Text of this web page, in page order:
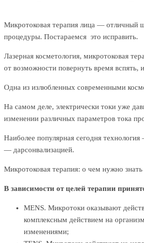
Микротоковая терапия лица — отличный
процедуры. Постараемся это исправить.
Лазерная косметология, микротоковая
от возможности повернуть время вспять,
Одна из излюбленных современными
На самом деле, электрически токи уже
изменении различных параметров тока
Наиболее популярная сегодня
— дарсонвализацией.
Микротоковая терапия: о чем нужно знать
В зависимости от целей терапии
MENS. Микротоки оказывают
комплексным действием на
изменениями;